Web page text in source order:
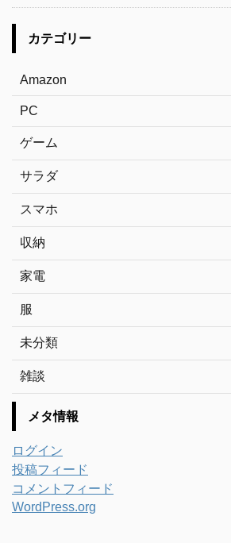
カテゴリー
Amazon
PC
ゲーム
サラダ
スマホ
収納
家電
服
未分類
雑談
メタ情報
ログイン
投稿フィード
コメントフィード
WordPress.org